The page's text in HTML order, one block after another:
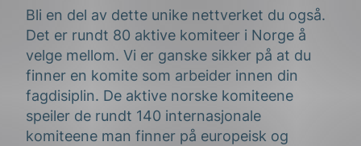
Bli en del av dette unike nettverket du også.
Det er rundt 80 aktive komiteer i Norge å
velge mellom. Vi er ganske sikker på at du
finner en komite som arbeider innen din
fagdisiplin. De aktive norske komiteene
speiler de rundt 140 internasjonale
komiteene man finner på europeisk og